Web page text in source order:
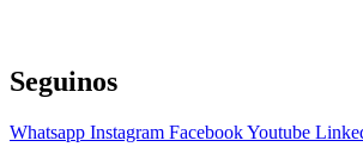
Seguinos
Whatsapp Instagram FacebookYoutube